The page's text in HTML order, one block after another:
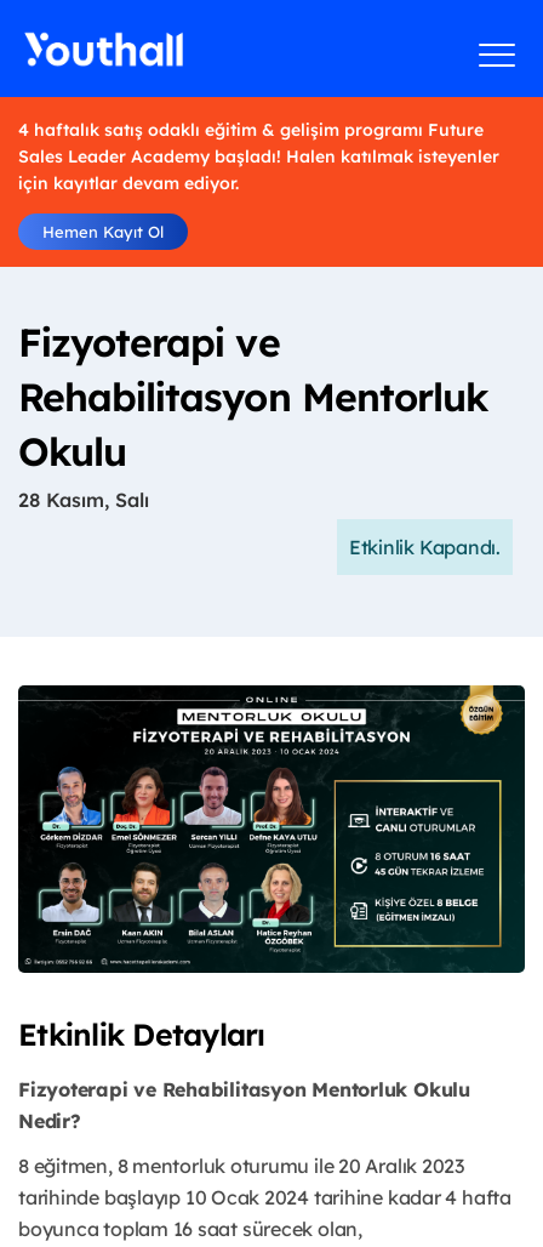
4 haftalık satış odaklı eğitim & gelişim programı Future
Sales Leader Academy başladı! Halen katılmak isteyenler
için kayıtlar devam ediyor.
Hemen Kayıt Ol
Fizyoterapi ve
Rehabilitasyon Mentorluk
Okulu
28 Kasım, Salı
Etkinlik Kapandı.
Etkinlik Detayları
Fizyoterapi ve Rehabilitasyon Mentorluk Okulu
Nedir?
8 eğitmen, 8 mentorluk oturumu ile 20 Aralık 2023
tarihinde başlayıp 10 Ocak 2024 tarihine kadar 4 hafta
boyunca toplam 16 saat sürecek olan,